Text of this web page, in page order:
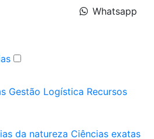
Whatsapp
Gestão Logística Recursos
da natureza Ciências exatas